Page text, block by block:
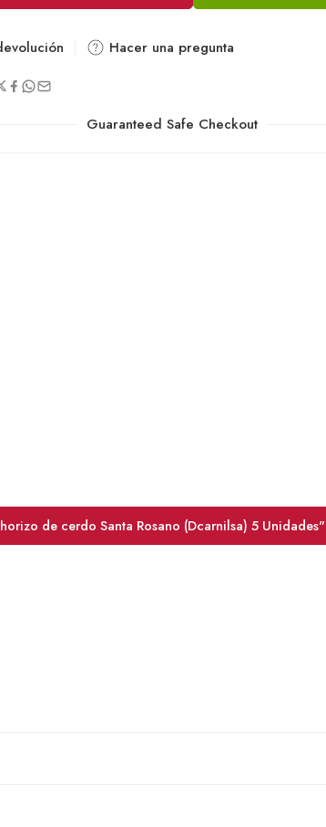
Hacer una pregunta
Guaranteed Safe Checkout
de cerdo Santa Rosano (Dcarnilsa) 5 Unidades"